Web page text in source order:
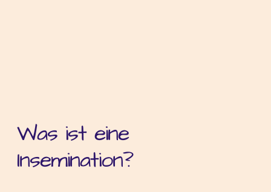
Was ist eine
Insemination?